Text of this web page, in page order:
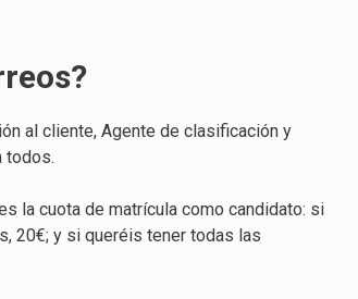
al cliente, Agente de clasificación y
todos.
la cuota de matrícula como candidato: si
20€; y si queréis tener todas las